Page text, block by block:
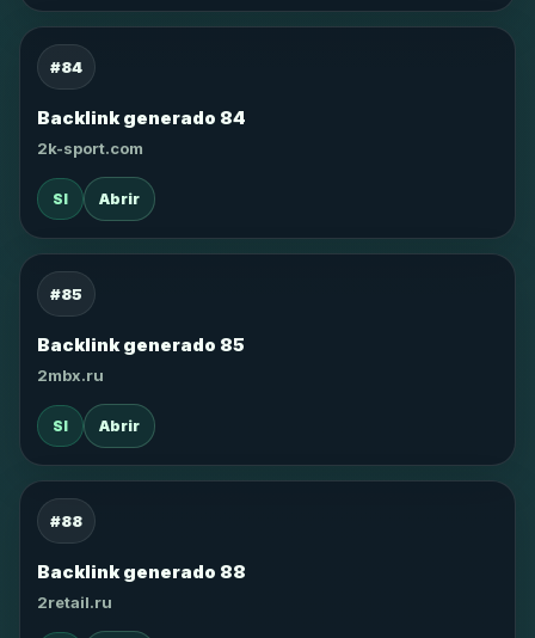
#84
Backlink generado 84
2k-sport.com
SI Abrir
#85
Backlink generado 85
2mbx.ru
SI Abrir
#88
Backlink generado 88
2retail.ru